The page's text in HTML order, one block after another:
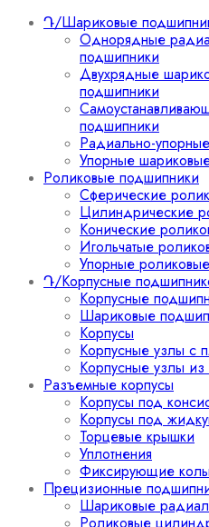
Դ/Шариковые
Однорядные
подшипники
Двухрядные
подшипники
подшипники
Радиально-
Упорные
Роликовые подшипники
Сферические
Цилиндрические
Конические
Игольчатые
Упорные
Դ/Корпусные
Корпусные
Шариковые
Корпусы
Корпусные узлы с
Корпусные узлы
Разъемные корпусы
Корпусы под
Корпусы под
Торцевые крышки
Уплотнения
Фиксирующие
Прецизионные
Шариковые